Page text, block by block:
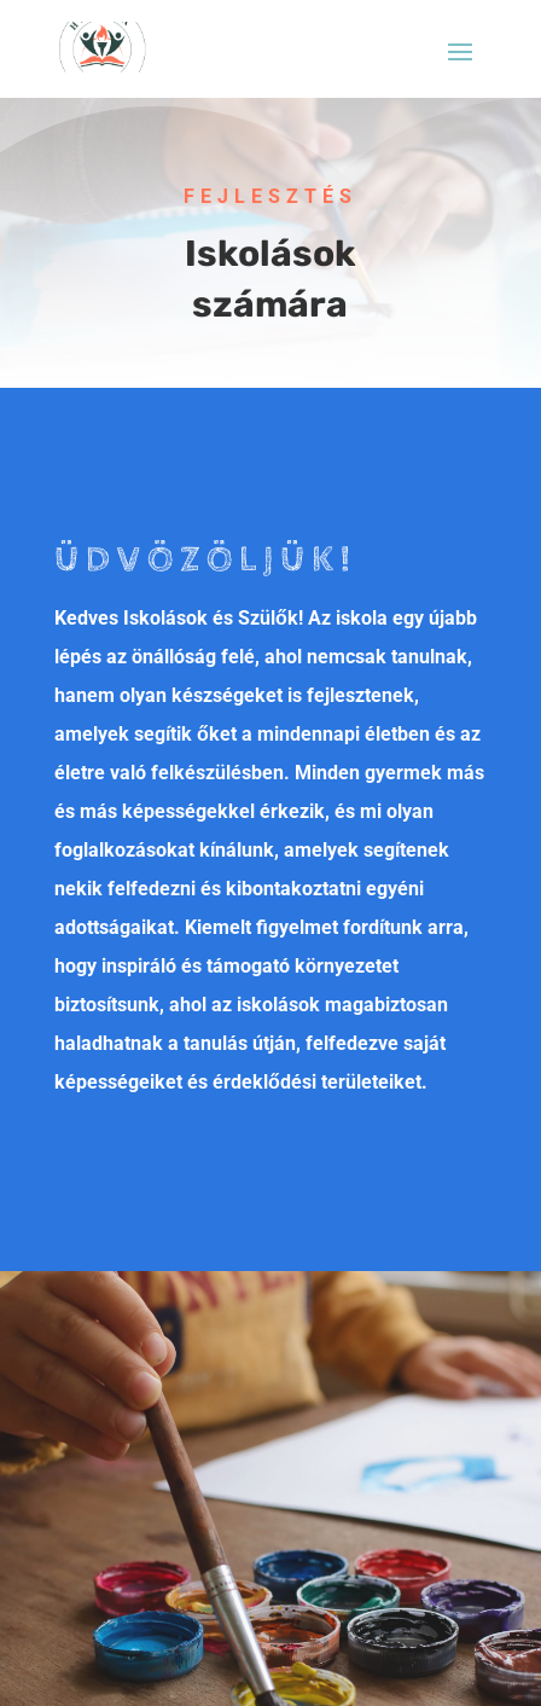
FEJLESZTÉS
Iskolások
számára
ÜDVÖZÖLJÜK!
Kedves Iskolások és Szülők! Az iskola egy újabb
lépés az önállóság felé, ahol nemcsak tanulnak,
hanem olyan készségeket is fejlesztenek,
amelyek segítik őket a mindennapi életben és az
életre való felkészülésben. Minden gyermek más
és más képességekkel érkezik, és mi olyan
foglalkozásokat kínálunk, amelyek segítenek
nekik felfedezni és kibontakoztatni egyéni
adottságaikat. Kiemelt figyelmet fordítunk arra,
hogy inspiráló és támogató környezetet
biztosítsunk, ahol az iskolások magabiztosan
haladhatnak a tanulás útján, felfedezve saját
képességeiket és érdeklődési területeiket.